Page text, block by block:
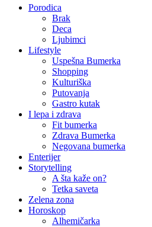
Porodica
Brak
Deca
Ljubimci
Lifestyle
Uspešna Bumerka
Shopping
Kulturiška
Putovanja
Gastro kutak
I lepa i zdrava
Fit bumerka
Zdrava Bumerka
Negovana bumerka
Enterijer
Storytelling
A šta kaže on?
Tetka saveta
Zelena zona
Horoskop
Alhemičarka